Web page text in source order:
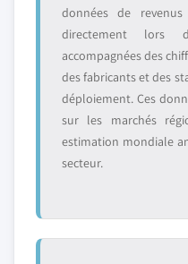
données de
directement lors
accompagnées des
des fabricants et des
déploiement. Ces
sur les marchés
estimation mondiale
secteur.